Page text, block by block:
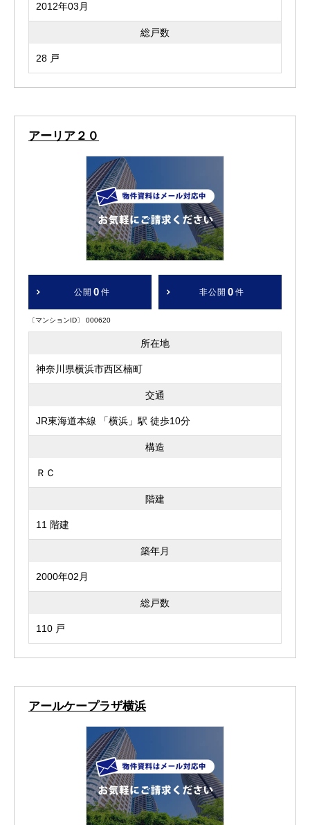
2012年03月
総戸数
28 戸
アーリア２０
公開 0 件 非公開 0 件
〔マンションID〕 000620
所在地
神奈川県横浜市西区楠町
交通
JR東海道本線 「横浜」駅 徒歩10分
構造
ＲＣ
階建
11 階建
築年月
2000年02月
総戸数
110 戸
アールケープラザ横浜